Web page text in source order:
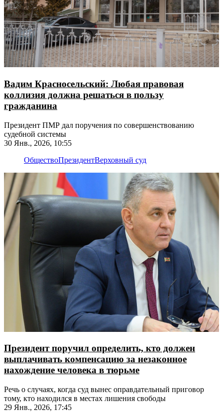
Вадим Красносельский: Любая правовая
коллизия должна решаться в пользу
гражданина
Президент ПМР дал поручения по совершенствованию
судебной системы
30 Янв., 2026, 10:55
ОбществоПрезидентВерховный суд
Президент поручил определить, кто должен
выплачивать компенсацию за незаконное
нахождение человека в тюрьме
Речь о случаях, когда суд вынес оправдательный приговор
тому, кто находился в местах лишения свободы
29 Янв., 2026, 17:45